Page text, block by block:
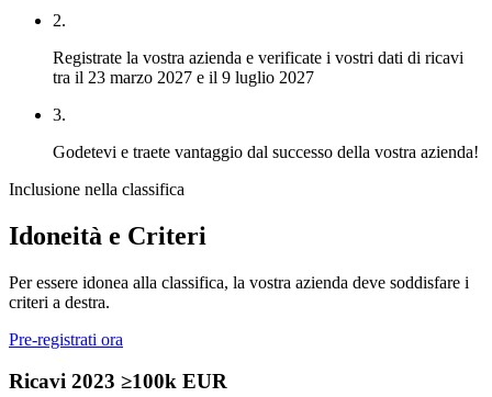
2.
Registrate la vostra azienda e verificate i vostri dati di ricavi
tra il 23 marzo 2027 e il 9 luglio 2027
3.
Godetevi e traete vantaggio dal successo della vostra azienda!
Inclusione nella classifica
Idoneità e Criteri
Per essere idonea alla classifica, la vostra azienda deve soddisfare i
criteri a destra.
Pre-registrati ora
Ricavi 2023 ≥100k EUR